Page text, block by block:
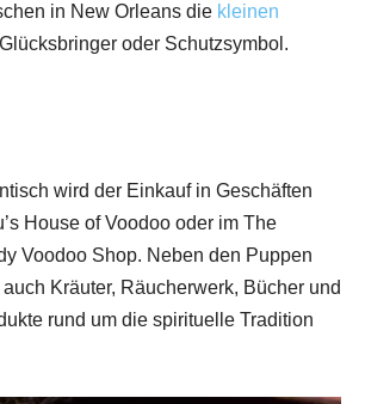
in New Orleans die kleinen
oder Schutzsymbol.
wird der Einkauf in Geschäften
House of Voodoo oder im The
Voodoo Shop. Neben den Puppen
Kräuter, Räucherwerk, Bücher und
rund um die spirituelle Tradition